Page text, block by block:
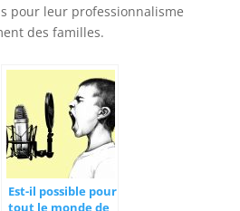
pour leur professionnalisme
des familles.
Est-il possible pour
tout le monde de